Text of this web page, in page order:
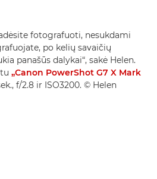
fotografuoti, nesukdami
po kelių savaičių
panašūs dalykai“, sakė Helen.
„Canon PowerShot G7 X Mark
f/2.8 ir ISO3200. © Helen